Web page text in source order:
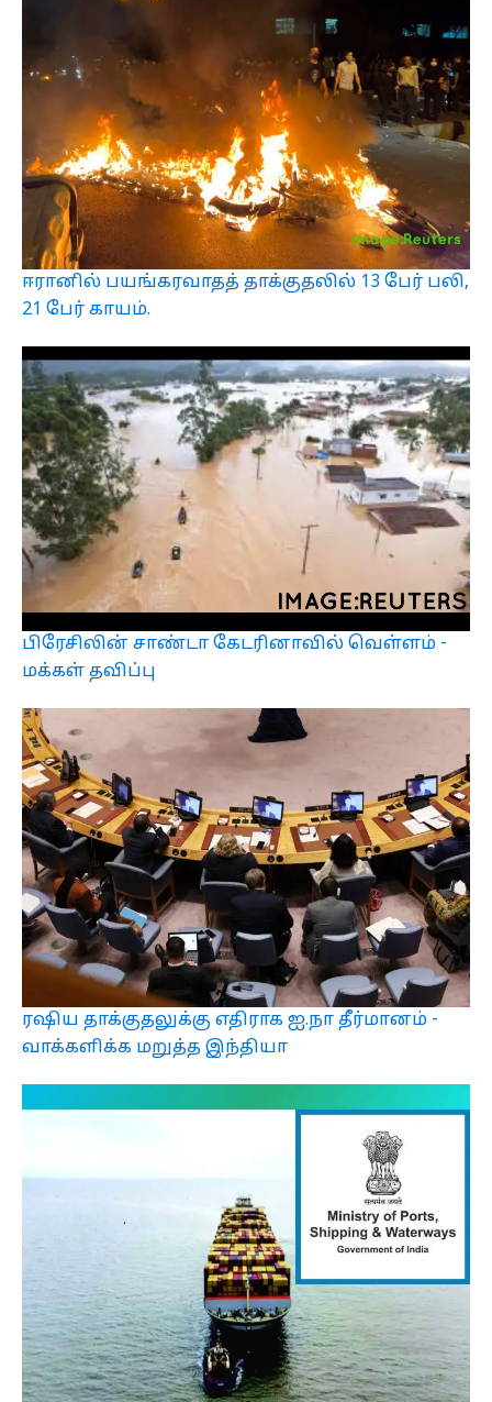
ஈரானில் பயங்கரவாதத் தாக்குதலில் 13 பேர் பலி,
21 பேர் காயம்.
பிரேசிலின் சாண்டா கேடரினாவில் வெள்ளம் -
மக்கள் தவிப்பு
ரஷிய தாக்குதலுக்கு எதிராக ஐ.நா தீர்மானம் -
வாக்களிக்க மறுத்த இந்தியா